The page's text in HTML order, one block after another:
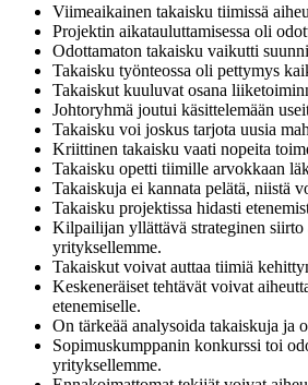
Viimeaikainen takaisku tiimissä
Projektin aikatauluttamisessa oli
Odottamaton takaisku vaikutti
Takaisku työnteossa oli pettymys
Takaiskut kuuluvat osana
Johtoryhmä joutui käsittelemään
Takaisku voi joskus tarjota uusia
Kriittinen takaisku vaati nopeita
Takaisku opetti tiimille arvokkaan
Takaiskuja ei kannata pelätä, niistä
Takaisku projektissa hidasti
Kilpailijan yllättävä strateginen siirto
yrityksellemme.
Takaiskut voivat auttaa tiimiä
Keskeneräiset tehtävät voivat
etenemiselle.
On tärkeää analysoida takaiskuja ja
Sopimuskumppanin konkurssi toi
yrityksellemme.